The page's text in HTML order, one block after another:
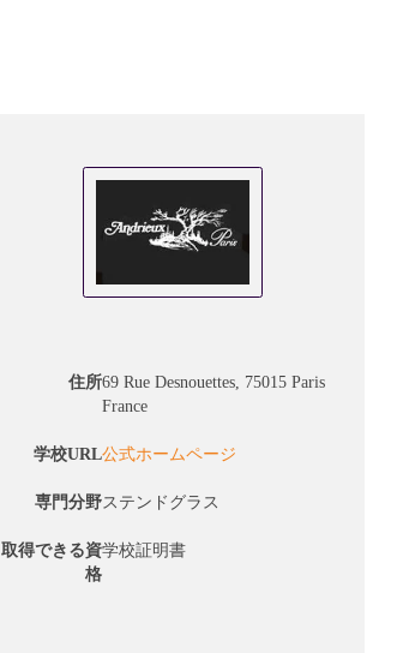
住所69 Rue Desnouettes, 75015 Paris
France
学校URL公式ホームページ
専門分野ステンドグラス
取得できる資
格
学校証明書